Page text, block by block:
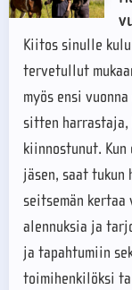
Kiitos sinulle
tervetullut
myös ensi
sitten
kiinnostunut. Kun
jäsen, saat tukun
seitsemän kertaa
alennuksia ja
ja tapahtumiin
toimihenkilöksi